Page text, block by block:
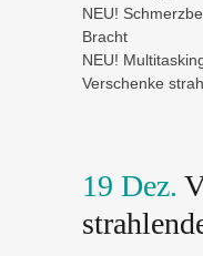
NEU!
Bracht
NEU!
Verschenke
19 Dez.